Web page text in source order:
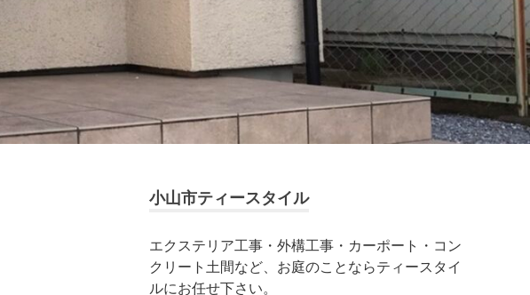
小山市ティースタイル
エクステリア工事・外構工事・カーポート・コン
クリート土間など、お庭のことならティースタイ
ルにお任せ下さい。